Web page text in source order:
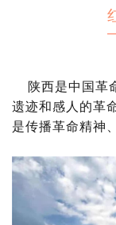
陕西是中国革
遗迹和感人的革
是传播革命精神